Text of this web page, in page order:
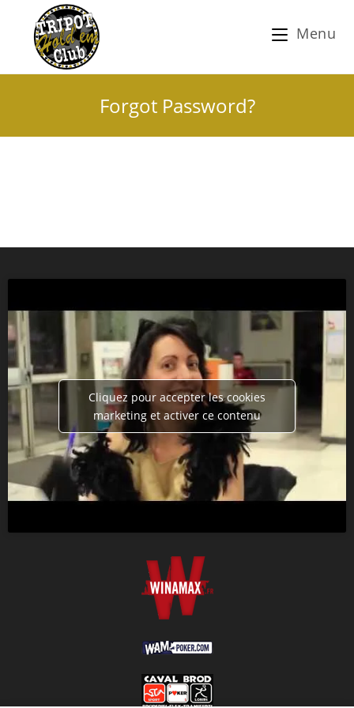
Menu
Forgot Password?
Cliquez pour accepter les cookies
marketing et activer ce contenu